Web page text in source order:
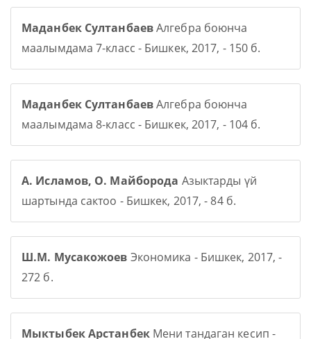
Маданбек СултанбаевАлгебра боюнча
маалымдама 7-класс - Бишкек, 2017, - 150 б.
Маданбек СултанбаевАлгебра боюнча
маалымдама 8-класс - Бишкек, 2017, - 104 б.
А. Исламов, О. Майборода Азыктарды үй
шартында сактоо - Бишкек, 2017, - 84 б.
Ш.М. Мусакожоев Экономика - Бишкек, 2017, -
272 б.
Мыктыбек АрстанбекМени тандаган кесип -